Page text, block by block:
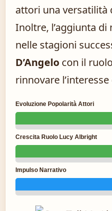
attori una versatilità
Inoltre, l’aggiunta
nelle stagioni
D’Angelo con il
rinnovare
Evoluzione Popolarità Attori
Crescita Ruolo Lucy Albright
Impulso Narrativo